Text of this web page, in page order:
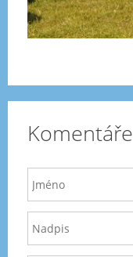
Komentáře